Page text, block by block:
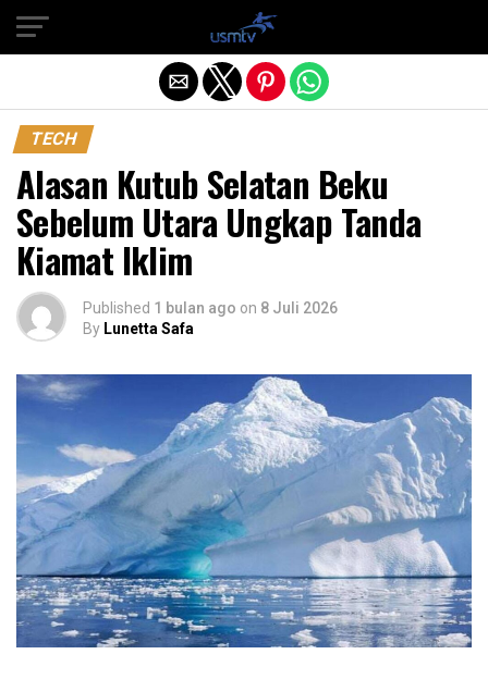
TECH
Alasan Kutub Selatan Beku
Sebelum Utara Ungkap Tanda
Kiamat Iklim
Published 1 bulan ago on 8 Juli 2026
By Lunetta Safa
Exit mobile version